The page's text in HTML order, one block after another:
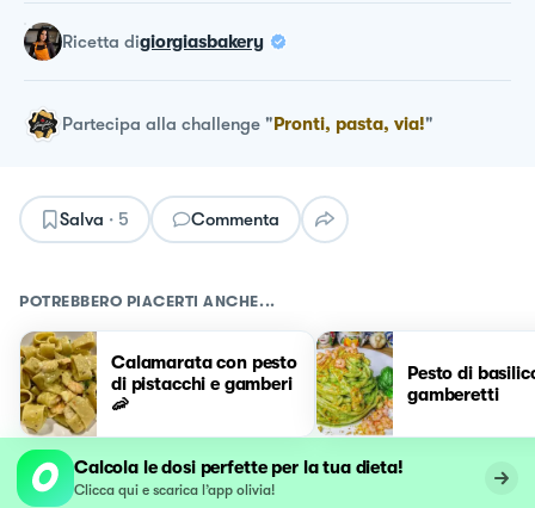
ricetta digiorgiasbakery
Partecipa alla challenge "Pronti, pasta, via!"
Salva · 5 Commenta
POTREBBERO PIACERTI ANCHE...
Calamarata con pesto
di pistacchi e gamberi
🦐
Pesto di
gamberetti
Calcola le dosi perfette per la tua dieta!
Clicca qui e scarica l’app olivia!